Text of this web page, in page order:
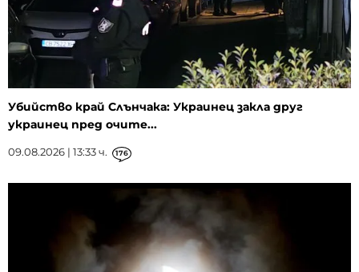
Убийство край Слънчака: Украинец закла друг
украинец пред очите...
09.08.2026 | 13:33 ч. 176